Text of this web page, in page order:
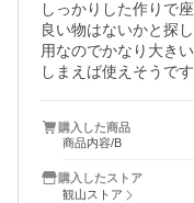
しっかりした作りで
良い物はないかと探
用なのでかなり大き
しまえば使えそうで
る事もありません。
お色も試しに購入し
購入した商品
商品内容/B
購入したストア
観山ストア